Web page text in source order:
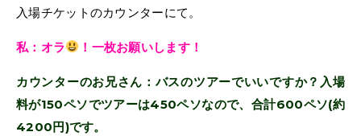
入場チケットのカウンターにて。
私：オラ ！一枚お願いします！
カウンターのお兄さん：バスのツアーでいいですか？入場
料が150ペソでツアーは450ペソなので、合計600ペソ(約
4200円)です。